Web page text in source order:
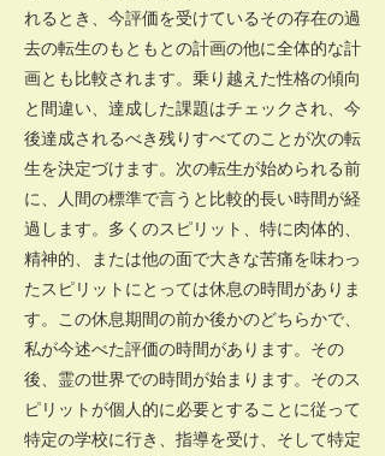
れるとき、今評価を受けているその存在の過
去の転生のもともとの計画の他に全体的な計
画とも比較されます。乗り越えた性格の傾向
と間違い、達成した課題はチェックされ、今
後達成されるべき残りすべてのことが次の転
生を決定づけます。次の転生が始められる前
に、人間の標準で言うと比較的長い時間が経
過します。多くのスピリット、特に肉体的、
精神的、または他の面で大きな苦痛を味わっ
たスピリットにとっては休息の時間がありま
す。この休息期間の前か後かのどちらかで、
私が今述べた評価の時間があります。その
後、霊の世界での時間が始まります。そのス
ピリットが個人的に必要とすることに従って
特定の学校に行き、指導を受け、そして特定